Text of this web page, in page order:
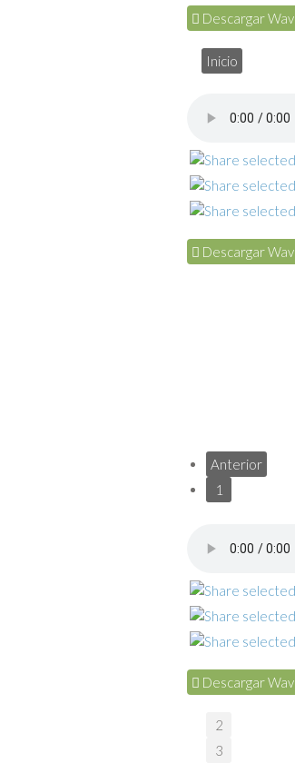
Descargar Wav
Descargar Wav
Descargar Wav
Inicio
Anterior
1
2
3